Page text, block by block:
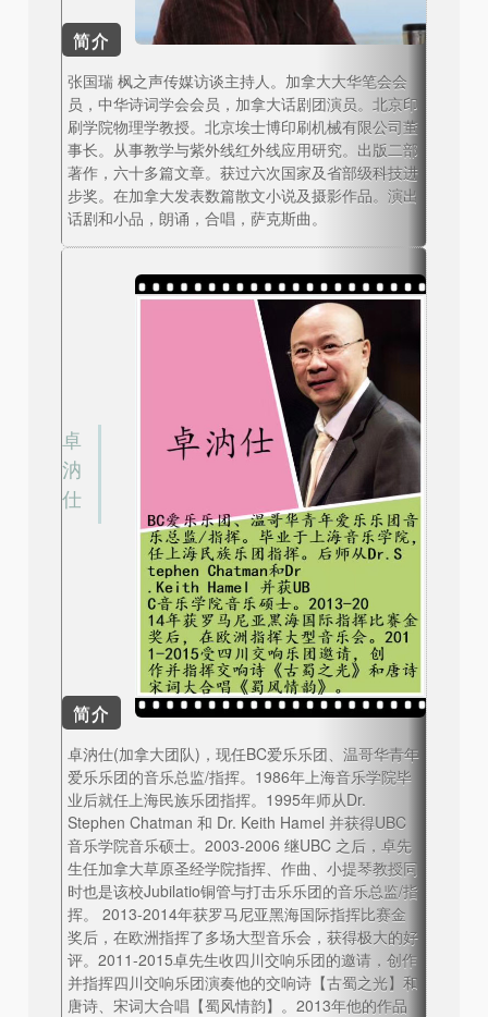
简介
张国瑞 枫之声传媒访谈主持人。加拿大大华笔会会
员，中华诗词学会会员，加拿大话剧团演员。北京印
刷学院物理学教授。北京埃士博印刷机械有限公司董
事长。从事教学与紫外线红外线应用研究。出版二部
著作，六十多篇文章。获过六次国家及省部级科技进
步奖。在加拿大发表数篇散文小说及摄影作品。演出
话剧和小品，朗诵，合唱，萨克斯曲。
卓
汭
仕
简介
卓汭仕(加拿大团队)，现任BC爱乐乐团、温哥华青年
爱乐乐团的音乐总监/指挥。1986年上海音乐学院毕
业后就任上海民族乐团指挥。1995年师从Dr.
Stephen Chatman 和 Dr. Keith Hamel 并获得UBC
音乐学院音乐硕士。2003-2006 继UBC 之后，卓先
生任加拿大草原圣经学院指挥、作曲、小提琴教授同
时也是该校Jubilatio铜管与打击乐乐团的音乐总监/指
挥。 2013-2014年获罗马尼亚黑海国际指挥比赛金
奖后，在欧洲指挥了多场大型音乐会，获得极大的好
评。2011-2015卓先生收四川交响乐团的邀请，创作
并指挥四川交响乐团演奏他的交响诗【古蜀之光】和
唐诗、宋词大合唱【蜀风情韵】。2013年他的作品